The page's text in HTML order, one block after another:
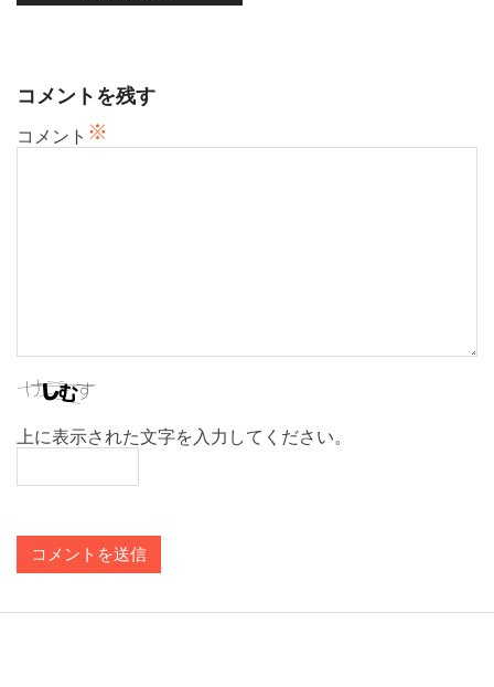
ン
コメントを残す
コメント ※
上に表示された文字を入力してください。